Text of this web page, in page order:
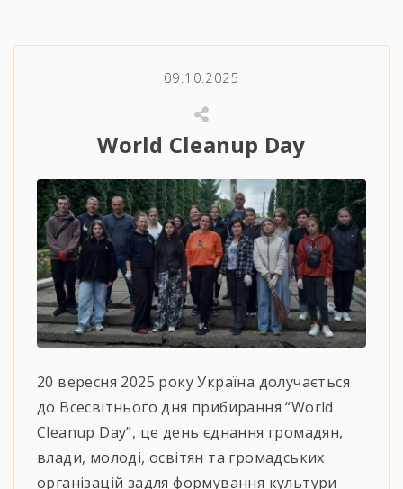
09.10.2025
World Cleanup Day
20 вересня 2025 року Україна долучається
до Всесвітнього дня прибирання “World
Cleanup Day”, це день єднання громадян,
влади, молоді, освітян та громадських
організацій задля формування культури